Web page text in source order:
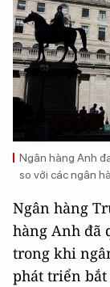
Ngân hàng Anh
so với các ngân
Ngân hàng
hàng Anh đã
trong khi
phát triển